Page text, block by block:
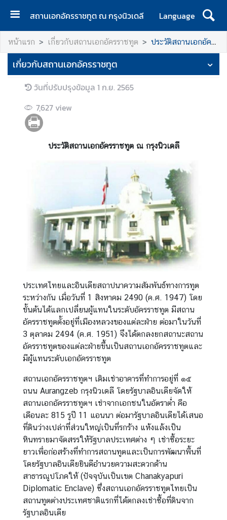
สถานเอกอัครราชทูต ณ กรุงนิวเดลี
Language
ห
น้
แ
ร
เ
กี่
ค
ร
ร
า
ช
ทู
ต
ข่
า
ว
ส
า
ร
/
กิ
จ
ก
ร
หน้าแรก เกี่ยวกับสถานเอกอัครราชทูต ประวัติสถานเอกอัครราชทูต
เกี่ยวกับสถานเอกอัครราชทูต
วันที่ปรับปรุงข้อมูล 1 ก.ย. 2565
7,627 view
ประวัติสถานเอกอัครราชทูต ณ กรุงนิวเดลี
ประเทศไทยและอินเดียสถาปนาความสัมพันธ์ทางการทูต
ระหว่างกัน เมื่อวันที่ 1 สิงหาคม 2490 (ค.ศ. 1947) โดย
ขั้นต้นได้แลกเปลี่ยนผู้แทนในระดับอัครราชทูต มีสถาน
อัครราชทูตตั้งอยู่ที่เมืองหลวงของแต่ละฝ่าย ต่อมาในวันที่
3 ตุลาคม 2494 (ค.ศ. 1951) จึงได้ตกลงยกสถานะสถาน
อัครราชทูตของแต่ละฝ่ายขึ้นเป็นสถานเอกอัครราชทูตและ
มีผู้แทนระดับเอกอัครราชทูต
สถานเอกอัครราชทูตฯ เดิมเช่าอาคารที่ทำการอยู่ที่ ๑๕
ถนน Aurangzeb กรุงนิวเดลี โดยรัฐบาลอินเดียจัดให้
สถานเอกอัครราชทูตฯ เช่าจากเอกชนในอัตราต่ำ คือ
เดือนละ 815 รูปี 11 แอนนา ต่อมารัฐบาลอินเดียได้เสนอ
ที่ดินว่างเปล่าที่ส่วนใหญ่เป็นที่รกร้าง แห้งแล้งเป็น
หินทรายมาจัดสรรให้รัฐบาลประเทศต่าง ๆ เช่าซื้อระยะ
ยาวเพื่อก่อสร้างที่ทำการสถานทูตและเป็นการพัฒนาพื้นที่
โดยรัฐบาลอินเดียยินดีอำนวยความสะดวกด้าน
สาธารณูปโภคให้ (ปัจจุบันเป็นเขต Chanakyapuri
Diplomatic Enclave) ซึ่งสถานเอกอัครราชทูตไทยเป็น
สถานทูตต่างประเทศชาติแรกที่ได้ตกลงเช่าซื้อที่ดินจาก
รัฐบาลอินเดีย